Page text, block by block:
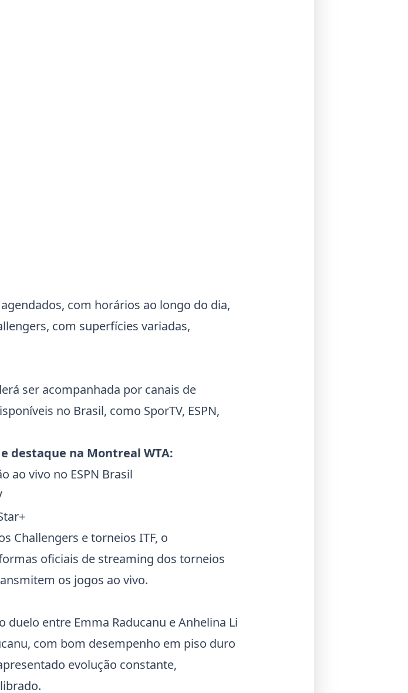
com horários ao longo do dia,
com superfícies variadas,
ser acompanhada por canais de
no Brasil, como SporTV, ESPN,
destaque na Montreal WTA:
ao vivo no ESPN Brasil
Challengers e torneios ITF, o
oficiais de streaming dos torneios
os jogos ao vivo.
duelo entre Emma Raducanu e Anhelina Li
, com bom desempenho em piso duro
evolução constante,